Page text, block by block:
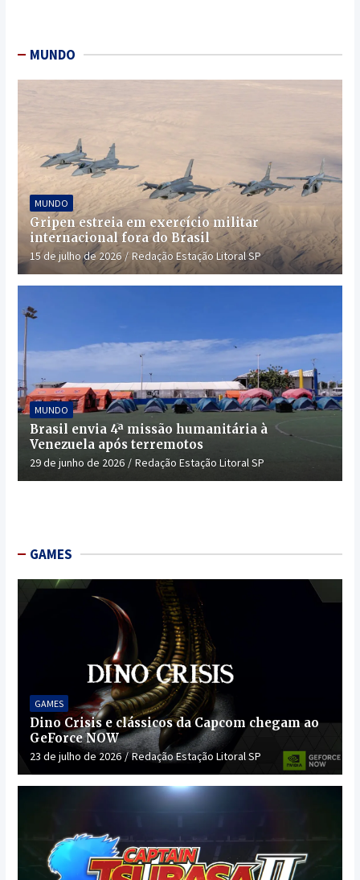
MUNDO
MUNDO
Gripen estreia em exercício militar
internacional fora do Brasil
15 de julho de 2026 Redação Estação Litoral SP
MUNDO
Brasil envia 4ª missão humanitária à
Venezuela após terremotos
29 de junho de 2026 Redação Estação Litoral SP
GAMES
GAMES
Dino Crisis e clássicos da Capcom chegam ao
GeForce NOW
23 de julho de 2026 Redação Estação Litoral SP